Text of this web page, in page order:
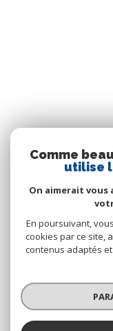
©
Nos honoraires
Comme
utilise
On aimerait vous
En poursuivant,
cookies par ce site,
contenus adaptés